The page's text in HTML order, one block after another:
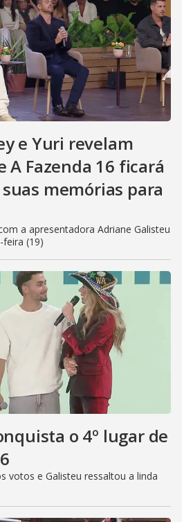
e Yuri revelam
A Fazenda 16 ficará
memórias para
a apresentadora Adriane Galisteu
(19)
o 4º lugar de
votos e Galisteu ressaltou a linda